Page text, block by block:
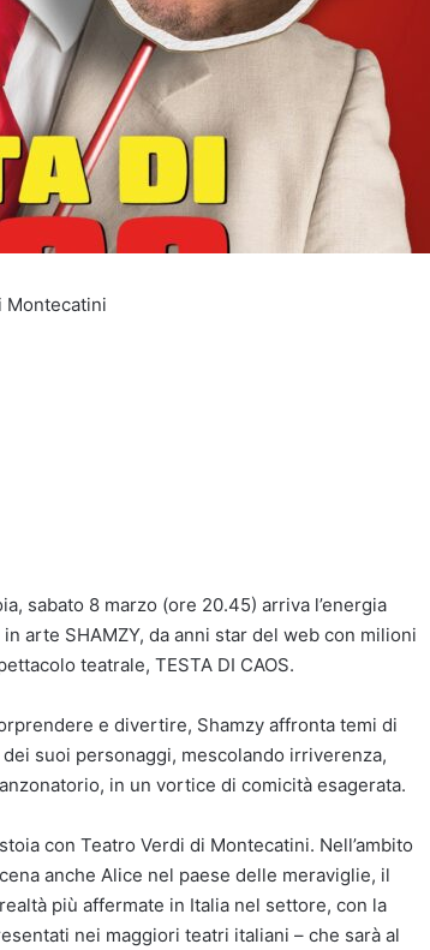
Montecatini
sabato 8 marzo (ore 20.45) arriva l’energia
arte SHAMZY, da anni star del web con milioni
teatrale, TESTA DI CAOS.
e divertire, Shamzy affronta temi di
suoi personaggi, mescolando irriverenza,
in un vortice di comicità esagerata.
con Teatro Verdi di Montecatini. Nell’ambito
anche Alice nel paese delle meraviglie, il
più affermate in Italia nel settore, con la
nei maggiori teatri italiani – che sarà al